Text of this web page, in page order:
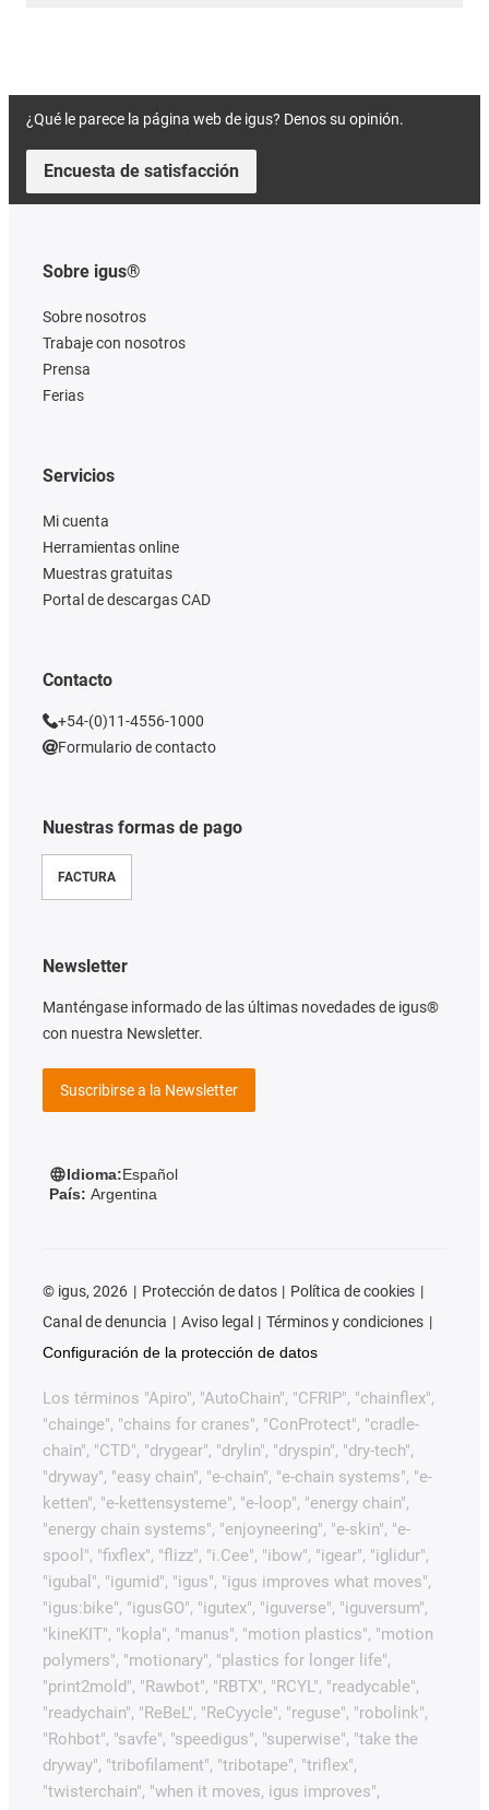
¿Qué le parece la página web de igus? Denos su opinión.
Encuesta de satisfacción
Sobre igus®
Sobre nosotros
Trabaje con nosotros
Prensa
Ferias
Nuestras formas de pago
FACTURA
Servicios
Mi cuenta
Herramientas online
Muestras gratuitas
Portal de descargas CAD
Contacto
+54-(0)11-4556-1000
Formulario de contacto
Newsletter
Manténgase informado de las últimas novedades de igus®
con nuestra Newsletter.
Suscribirse a la Newsletter
Idioma:Español
País: Argentina
© igus, 2026 Protección de datos
Política de cookies
Canal de denuncia
Aviso legal
Términos y condiciones
Configuración de la protección de datos
Los términos "Apiro", "AutoChain", "CFRIP", "chainflex",
"chainge", "chains for cranes", "ConProtect", "cradle-
chain", "CTD", "drygear", "drylin", "dryspin", "dry-tech",
"dryway", "easy chain", "e-chain", "e-chain systems", "e-
ketten", "e-kettensysteme", "e-loop", "energy chain",
"energy chain systems", "enjoyneering", "e-skin", "e-
spool", "fixflex", "flizz", "i.Cee", "ibow", "igear", "iglidur",
"igubal", "igumid", "igus", "igus improves what moves",
"igus:bike", "igusGO", "igutex", "iguverse", "iguversum",
"kineKIT", "kopla", "manus", "motion plastics", "motion
polymers", "motionary", "plastics for longer life",
"print2mold", "Rawbot", "RBTX", "RCYL", "readycable",
"readychain", "ReBeL", "ReCyycle", "reguse", "robolink",
"Rohbot", "savfe", "speedigus", "superwise", "take the
dryway", "tribofilament", "tribotape", "triflex",
"twisterchain", "when it moves, igus improves",